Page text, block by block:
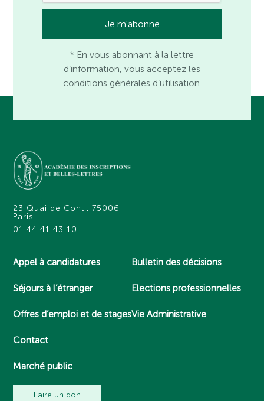
* En vous abonnant à la lettre
d’information, vous acceptez les
conditions générales d’utilisation.
23 Quai de Conti, 75006
Paris
01 44 41 43 10
Appel à candidatures
Séjours à l’étranger
Offres d’emploi et de stages
Contact
Marché public
Bulletin des décisions
Elections professionnelles
Vie Administrative
Faire un don